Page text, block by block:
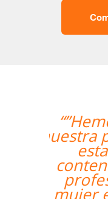
“”Me
un
pude